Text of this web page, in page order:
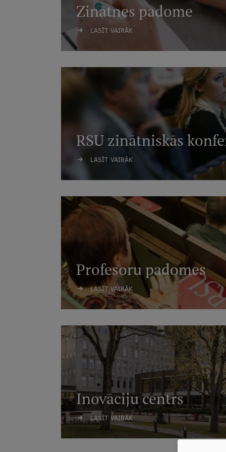
Zinātnes padome
LASĪT VAIRĀK
RSU zinātniskās
LASĪT VAIRĀK
Profesoru padomes
LASĪT VAIRĀK
Inovāciju centrs
LASĪT VAIRĀK